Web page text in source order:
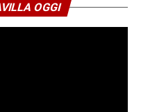
OGGI